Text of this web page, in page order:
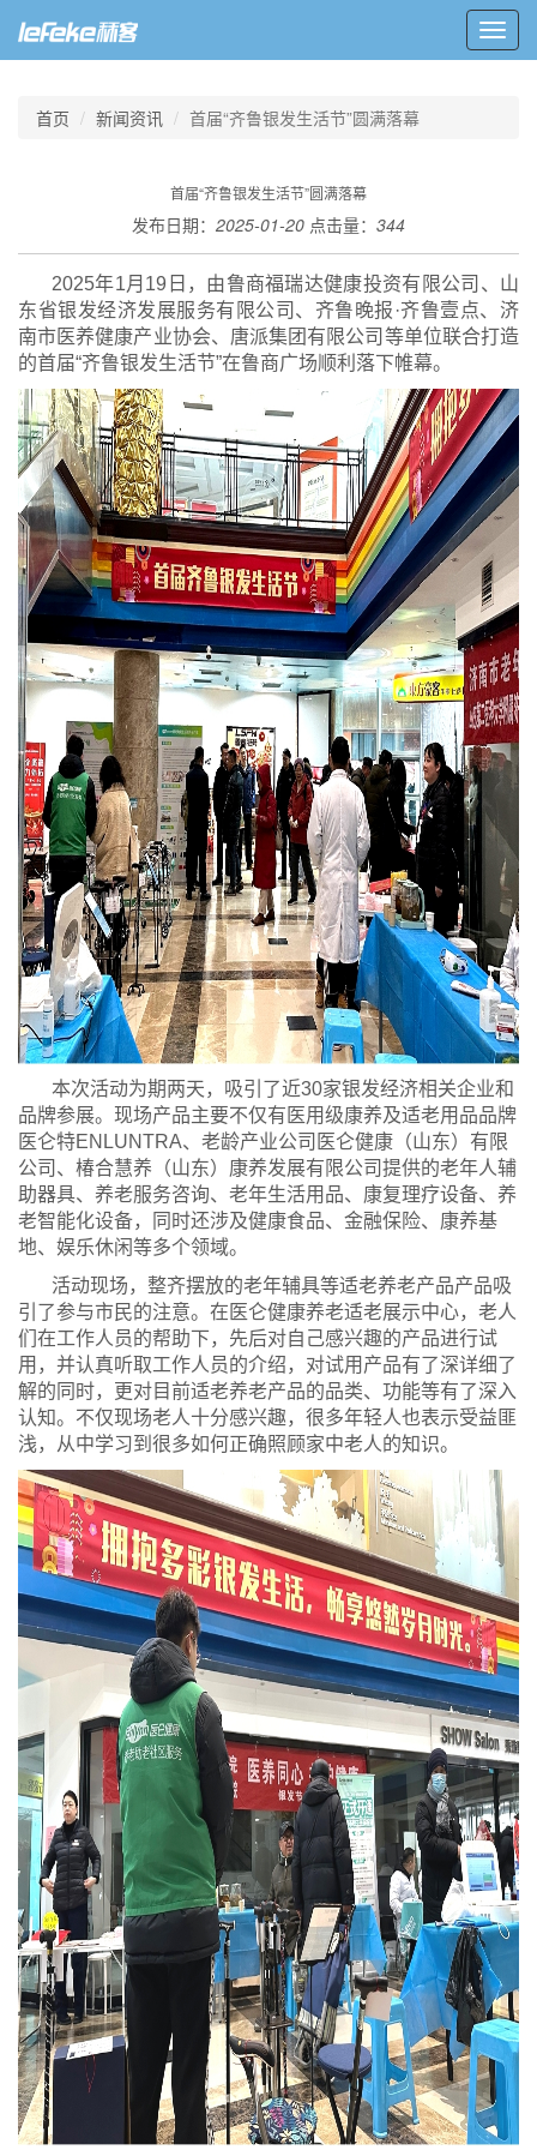
首页 新闻资讯 首届“齐鲁银发生活节”圆满落幕
首届“齐鲁银发生活节”圆满落幕
发布日期： 2025-01-20 点击量： 344
2025年1月19日，由鲁商福瑞达健康投资有限公司、山
东省银发经济发展服务有限公司、齐鲁晚报·齐鲁壹点、济
南市医养健康产业协会、唐派集团有限公司等单位联合打造
的首届“齐鲁银发生活节”在鲁商广场顺利落下帷幕。
本次活动为期两天，吸引了近30家银发经济相关企业和
品牌参展。现场产品主要不仅有医用级康养及适老用品品牌
医仑特ENLUNTRA、老龄产业公司医仑健康（山东）有限
公司、椿合慧养（山东）康养发展有限公司提供的老年人辅
助器具、养老服务咨询、老年生活用品、康复理疗设备、养
老智能化设备，同时还涉及健康食品、金融保险、康养基
地、娱乐休闲等多个领域。
活动现场，整齐摆放的老年辅具等适老养老产品产品吸
引了参与市民的注意。在医仑健康养老适老展示中心，老人
们在工作人员的帮助下，先后对自己感兴趣的产品进行试
用，并认真听取工作人员的介绍，对试用产品有了深详细了
解的同时，更对目前适老养老产品的品类、功能等有了深入
认知。不仅现场老人十分感兴趣，很多年轻人也表示受益匪
浅，从中学习到很多如何正确照顾家中老人的知识。